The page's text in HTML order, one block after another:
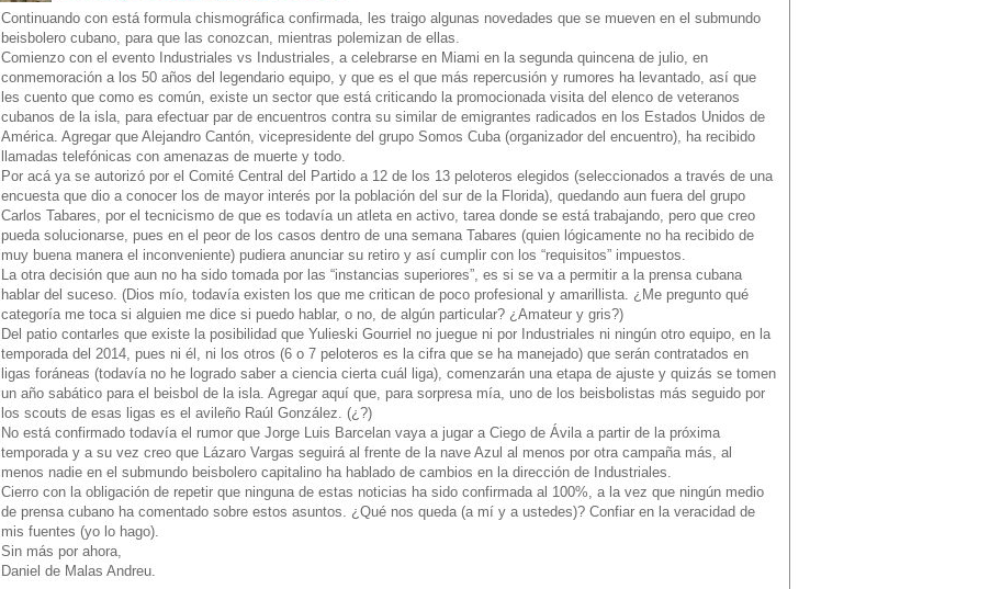
Continuando con está formula chismográfica confirmada, les traigo algunas novedades que se mueven en el submundo
beisbolero cubano, para que las conozcan, mientras polemizan de ellas.
Comienzo con el evento Industriales vs Industriales, a celebrarse en Miami en la segunda quincena de julio, en
conmemoración a los 50 años del legendario equipo, y que es el que más repercusión y rumores ha levantado, así que
les cuento que como es común, existe un sector que está criticando la promocionada visita del elenco de veteranos
cubanos de la isla, para efectuar par de encuentros contra su similar de emigrantes radicados en los Estados Unidos de
América. Agregar que Alejandro Cantón, vicepresidente del grupo Somos Cuba (organizador del encuentro), ha recibido
llamadas telefónicas con amenazas de muerte y todo.
Por acá ya se autorizó por el Comité Central del Partido a 12 de los 13 peloteros elegidos (seleccionados a través de una
encuesta que dio a conocer los de mayor interés por la población del sur de la Florida), quedando aun fuera del grupo
Carlos Tabares, por el tecnicismo de que es todavía un atleta en activo, tarea donde se está trabajando, pero que creo
pueda solucionarse, pues en el peor de los casos dentro de una semana Tabares (quien lógicamente no ha recibido de
muy buena manera el inconveniente) pudiera anunciar su retiro y así cumplir con los “requisitos” impuestos.
La otra decisión que aun no ha sido tomada por las “instancias superiores”, es si se va a permitir a la prensa cubana
hablar del suceso. (Dios mío, todavía existen los que me critican de poco profesional y amarillista. ¿Me pregunto qué
categoría me toca si alguien me dice si puedo hablar, o no, de algún particular? ¿Amateur y gris?)
Del patio contarles que existe la posibilidad que Yulieski Gourriel no juegue ni por Industriales ni ningún otro equipo, en la
temporada del 2014, pues ni él, ni los otros (6 o 7 peloteros es la cifra que se ha manejado) que serán contratados en
ligas foráneas (todavía no he logrado saber a ciencia cierta cuál liga), comenzarán una etapa de ajuste y quizás se tomen
un año sabático para el beisbol de la isla. Agregar aquí que, para sorpresa mía, uno de los beisbolistas más seguido por
los scouts de esas ligas es el avileño Raúl González. (¿?)
No está confirmado todavía el rumor que Jorge Luis Barcelan vaya a jugar a Ciego de Ávila a partir de la próxima
temporada y a su vez creo que Lázaro Vargas seguirá al frente de la nave Azul al menos por otra campaña más, al
menos nadie en el submundo beisbolero capitalino ha hablado de cambios en la dirección de Industriales.
Cierro con la obligación de repetir que ninguna de estas noticias ha sido confirmada al 100%, a la vez que ningún medio
de prensa cubano ha comentado sobre estos asuntos. ¿Qué nos queda (a mí y a ustedes)? Confiar en la veracidad de
mis fuentes (yo lo hago).
Sin más por ahora,
Daniel de Malas Andreu.